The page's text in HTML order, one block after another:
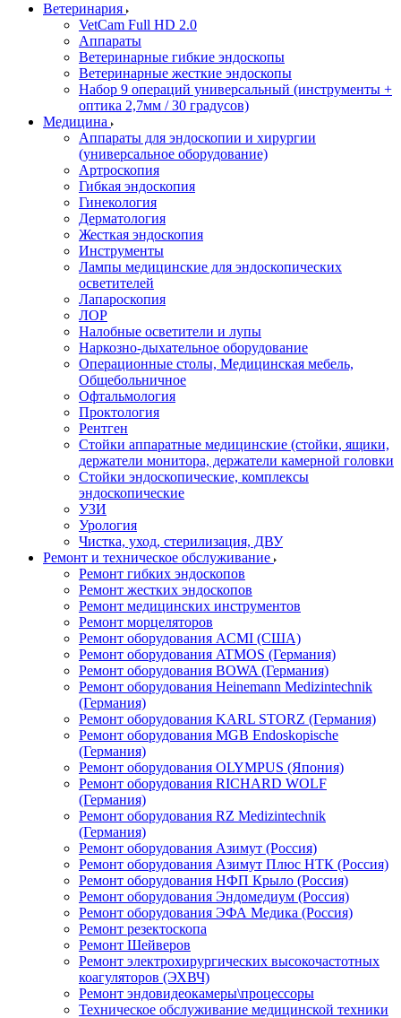
Ветеринария
VetCam Full HD 2.0
Аппараты
Ветеринарные гибкие эндоскопы
Ветеринарные жесткие эндоскопы
Набор 9 операций универсальный (инструменты +
оптика 2,7мм / 30 градусов)
Медицина
Аппараты для эндоскопии и хирургии
(универсальное оборудование)
Артроскопия
Гибкая эндоскопия
Гинекология
Дерматология
Жесткая эндоскопия
Инструменты
Лампы медицинские для эндоскопических
осветителей
Лапароскопия
ЛОР
Налобные осветители и лупы
Наркозно-дыхательное оборудование
Операционные столы, Медицинская мебель,
Общебольничное
Офтальмология
Проктология
Рентген
Стойки аппаратные медицинские (стойки, ящики,
держатели монитора, держатели камерной головки
Стойки эндоскопические, комплексы
эндоскопические
УЗИ
Урология
Чистка, уход, стерилизация, ДВУ
Ремонт и техническое обслуживание
Ремонт гибких эндоскопов
Ремонт жестких эндоскопов
Ремонт медицинских инструментов
Ремонт морцеляторов
Ремонт оборудования ACMI (США)
Ремонт оборудования ATMOS (Германия)
Ремонт оборудования BOWA (Германия)
Ремонт оборудования Heinemann Medizintechnik
(Германия)
Ремонт оборудования KARL STORZ (Германия)
Ремонт оборудования MGB Endoskopische
(Германия)
Ремонт оборудования OLYMPUS (Япония)
Ремонт оборудования RICHARD WOLF
(Германия)
Ремонт оборудования RZ Medizintechnik
(Германия)
Ремонт оборудования Азимут (Россия)
Ремонт оборудования Азимут Плюс НТК (Россия)
Ремонт оборудования НФП Крыло (Россия)
Ремонт оборудования Эндомедиум (Россия)
Ремонт оборудования ЭФА Медика (Россия)
Ремонт резектоскопа
Ремонт Шейверов
Ремонт электрохирургических высокочастотных
коагуляторов (ЭХВЧ)
Ремонт эндовидеокамеры\процессоры
Техническое обслуживание медицинской техники